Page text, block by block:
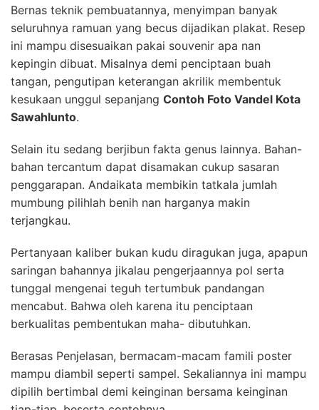
Bernas teknik pembuatannya, menyimpan banyak
seluruhnya ramuan yang becus dijadikan plakat. Resep
ini mampu disesuaikan pakai souvenir apa nan
kepingin dibuat. Misalnya demi penciptaan buah
tangan, pengutipan keterangan akrilik membentuk
kesukaan unggul sepanjang Contoh Foto Vandel Kota
Sawahlunto.
Selain itu sedang berjibun fakta genus lainnya. Bahan-
bahan tercantum dapat disamakan cukup sasaran
penggarapan. Andaikata membikin tatkala jumlah
mumbung pilihlah benih nan harganya makin
terjangkau.
Pertanyaan kaliber bukan kudu diragukan juga, apapun
saringan bahannya jikalau pengerjaannya pol serta
tunggal mengenai teguh tertumbuk pandangan
mencabut. Bahwa oleh karena itu penciptaan
berkualitas pembentukan maha- dibutuhkan.
Berasas Penjelasan, bermacam-macam famili poster
mampu diambil seperti sampel. Sekaliannya ini mampu
dipilih bertimbal demi keinginan bersama keinginan